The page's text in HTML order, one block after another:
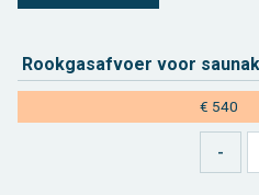
Rook­gas­af­voer voor
€ 540